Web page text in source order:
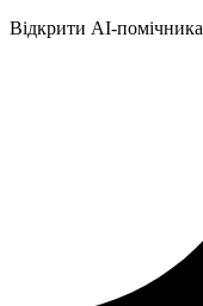
Відкрити AI-помічника